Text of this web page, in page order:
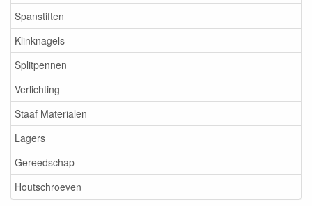
Spanstiften
Klinknagels
Splitpennen
Verlichting
Staaf Materialen
Lagers
Gereedschap
Houtschroeven